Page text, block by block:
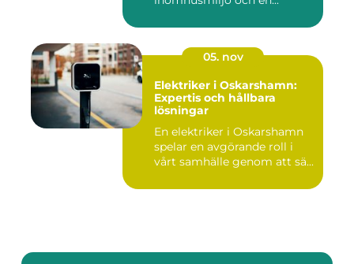
05. nov
Elektriker i Oskarshamn:
Expertis och hållbara
lösningar
En elektriker i Oskarshamn
spelar en avgörande roll i
vårt samhälle genom att sä...